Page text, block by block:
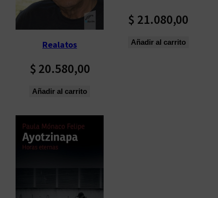
Realatos
$ 20.580,00
Añadir al carrito
$ 21.080,00
Añadir al carrito